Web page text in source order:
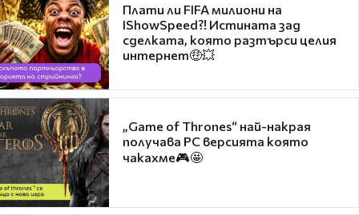
Плати ли FIFA милиони на
IShowSpeed?! Истината зад
сделката, която разтърси целия
интернет🤑💥
„Game of Thrones“ най-накрая
получава PC версията която
чакахме🎮🤩